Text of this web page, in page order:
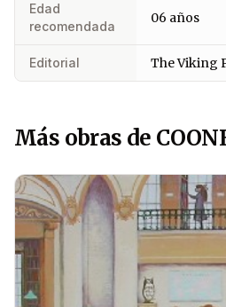
Edad
recomendada
06 años
Editorial The Viking
Más obras de